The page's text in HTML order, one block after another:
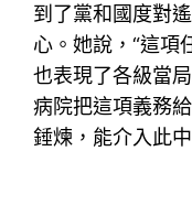
到了黨和國度對
心。她說，“這項
也表現了各級當
病院把這項義務
錘煉，能介入此